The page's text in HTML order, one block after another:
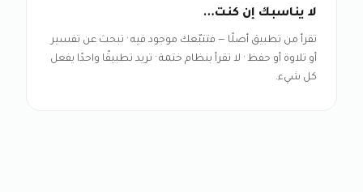
لا يناسبك إن كنت…
تقرأ من تطبيق أصلًا — فتتبّعك موجود فيه · تبحث عن تفسير
أو تلاوة أو حفظ · لا تقرأ بنظام ختمة · تريد تطبيقًا واحدًا يفعل
كل شيء.